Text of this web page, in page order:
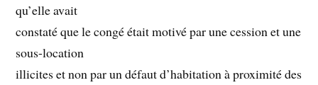
qu’elle avait
constaté que le congé était motivé par une cession et une
sous-location
illicites et non par un défaut d’habitation à proximité des